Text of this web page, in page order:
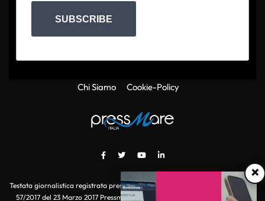
×
SUBSCRIBE
Chi Siamo Cookie-Policy
Testata giornalistica registrata presso il Tribunale di Roma con autorizzazione
57/2017 del 23 Marzo 2017 Pressmare.it è un marchio di S.P.E.N. Srl - P.IVA